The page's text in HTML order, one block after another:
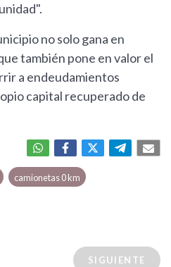
no solo gana en
también pone en valor el
a endeudamientos
capital recuperado de
camionetas 0 km
SIGUIENTE